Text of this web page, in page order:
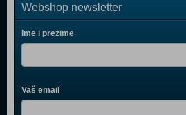
Webshop newsletter
Ime i prezime
Vaš email